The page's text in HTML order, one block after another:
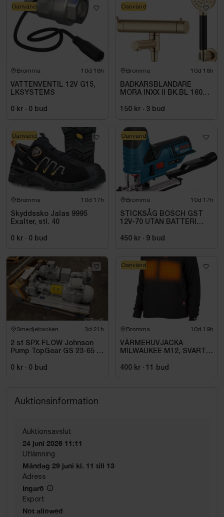
Bromma 10d 18h
VATTENVENTIL 12V G15,
LKSYSTEMS
0 kr · 0 bud
Oanvänd
Bromma 10d 18h
BADKARSBLANDARE
MORA INXX II BK.BL 160
BORSTAD MÄSSING PVD
150 kr · 3 bud
Oanvänd
Bromma 10d 17h
Skyddssko Jalas 9995
Exalter, stl. 40
0 kr · 0 bud
Oanvänd
Bromma 10d 17h
STICKSÅG BOSCH GST
12V-70 UTAN BATTERI
450 kr · 9 bud
Oanvänd
Smedjebacken 3d 21h
2 st SPX FLOW Johnson
Pump TopGear GS 23-65 |
0 kr · 0 bud
Bromma 10d 19h
VÄRMEHUVJACKA
MILWAUKEE M12, SVART
400 kr · 11 bud
Oanvänd
Auktionsinformation
Auktionsavslut
24 juni 2026 11:11
Utlämning
Måndag 29 juni kl. 11 till 13
Adress
Ingarö
Export
Not allowed